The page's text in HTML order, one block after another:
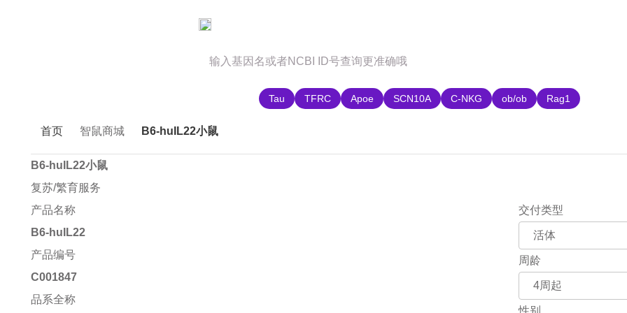
Tau TFRC Apoe SCN10A C-NKG ob/ob Rag1
首页 智鼠商城 B6-huIL22小鼠
B6-huIL22小鼠
复苏/繁育服务
产品名称
B6-huIL22
产品编号
C001847
品系全称
交付类型
周龄
性别